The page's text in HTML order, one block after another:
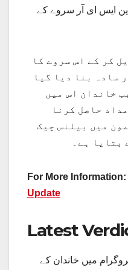
ایس ای آر سروے کے
کر کے اس سروے کا
سادہ بنا دیا گیا
خاندان اس میں
حاصل کرنا
میں بیلنس چیک
ہے۔
For More Information:
Update
Latest
میں خاندان کے